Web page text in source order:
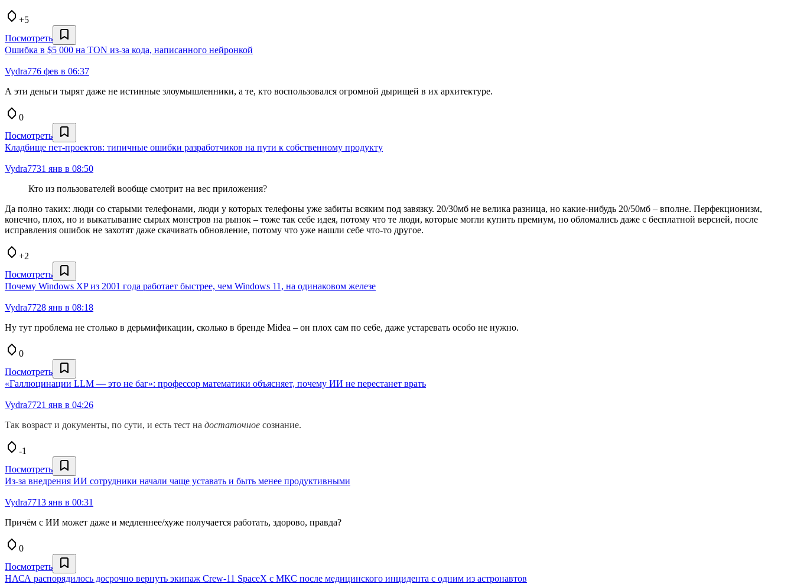
+5
Посмотреть
Ошибка в $5 000 на TON из-за кода, написанного нейронкой
Vydra776 фев в 06:37
А эти деньги тырят даже не истинные злоумышленники, а те, кто воспользовался огромной дырищей в их архитектуре.
0
Посмотреть
Кладбище пет-проектов: типичные ошибки разработчиков на пути к собственному продукту
Vydra7731 янв в 08:50
Кто из пользователей вообще смотрит на вес приложения?
Да полно таких: люди со старыми телефонами, люди у которых телефоны уже забиты всяким под завязку. 20/30мб не велика разница, но какие-нибудь 20/50мб – вполне. Перфекционизм,
конечно, плох, но и выкатывание сырых монстров на рынок – тоже так себе идея, потому что те люди, которые могли купить премиум, но обломались даже с бесплатной версией, после
исправления ошибок не захотят даже скачивать обновление, потому что уже нашли себе что-то другое.
+2
Посмотреть
Почему Windows XP из 2001 года работает быстрее, чем Windows 11, на одинаковом железе
Vydra7728 янв в 08:18
Ну тут проблема не столько в дерьмификации, сколько в бренде Midea – он плох сам по себе, даже устаревать особо не нужно.
0
Посмотреть
«Галлюцинации LLM — это не баг»: профессор математики объясняет, почему ИИ не перестанет врать
Vydra7721 янв в 04:26
Так возраст и документы, по сути, и есть тест на достаточное сознание.
-1
Посмотреть
Из-за внедрения ИИ сотрудники начали чаще уставать и быть менее продуктивными
Vydra7713 янв в 00:31
Причём с ИИ может даже и медленнее/хуже получается работать, здорово, правда?
0
Посмотреть
НАСА распорядилось досрочно вернуть экипаж Crew-11 SpaceX с МКС после медицинского инцидента с одним из астронавтов